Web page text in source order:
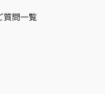
質問一覧